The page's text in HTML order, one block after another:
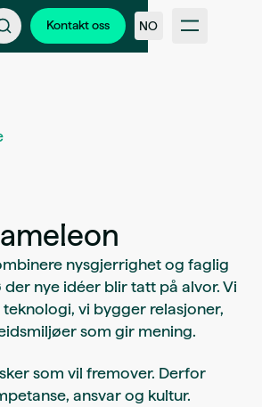
Kontakt oss NO
nysgjerrighet og faglig
nye idéer blir tatt på alvor. Vi
vi bygger relasjoner,
som gir mening.
som vil fremover. Derfor
ansvar og kultur.